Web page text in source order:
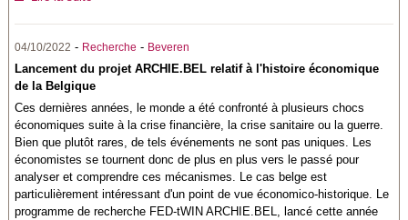
04/10/2022 - Recherche - Beveren
Lancement du projet ARCHIE.BEL relatif à l'histoire économique
de la Belgique
Ces dernières années, le monde a été confronté à plusieurs chocs
économiques suite à la crise financière, la crise sanitaire ou la guerre.
Bien que plutôt rares, de tels événements ne sont pas uniques. Les
économistes se tournent donc de plus en plus vers le passé pour
analyser et comprendre ces mécanismes. Le cas belge est
particulièrement intéressant d'un point de vue économico-historique. Le
programme de recherche FED-tWIN ARCHIE.BEL, lancé cette année